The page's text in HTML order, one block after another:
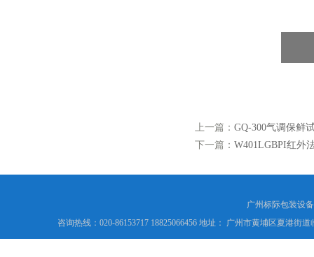
上一篇： GQ-300气调保鲜
下一篇： W401LGBPI红外
广州标际包装设
咨询热线：020-86153717 18825066456 地址： 广州市黄埔区夏港街